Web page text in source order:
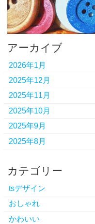
アーカイブ
2026年1月
2025年12月
2025年11月
2025年10月
2025年9月
2025年8月
カテゴリー
tsデザイン
おしゃれ
かわいい